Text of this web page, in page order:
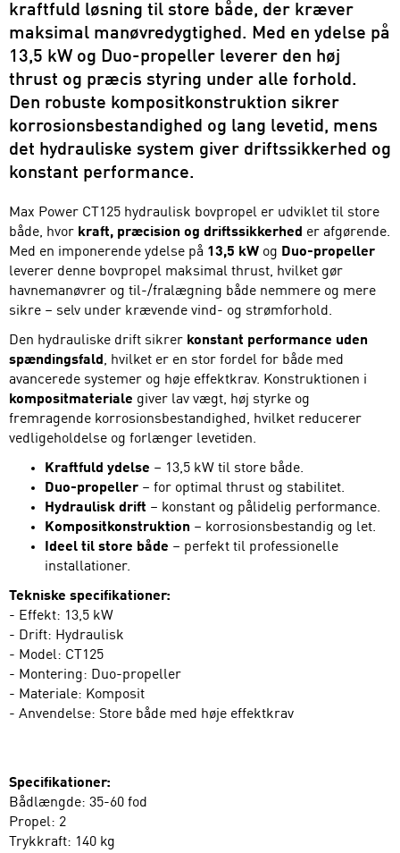
kraftfuld løsning til store både, der kræver
maksimal manøvredygtighed. Med en ydelse på
13,5 kW og Duo-propeller leverer den høj
thrust og præcis styring under alle forhold.
Den robuste kompositkonstruktion sikrer
korrosionsbestandighed og lang levetid, mens
det hydrauliske system giver driftssikkerhed og
konstant performance.
Max Power CT125 hydraulisk bovpropel er udviklet til store
både, hvor kraft, præcision og driftssikkerhed er afgørende.
Med en imponerende ydelse på 13,5 kW og Duo-propeller
leverer denne bovpropel maksimal thrust, hvilket gør
havnemanøvrer og til-/fralægning både nemmere og mere
sikre – selv under krævende vind- og strømforhold.
Den hydrauliske drift sikrer konstant performance uden
spændingsfald , hvilket er en stor fordel for både med
avancerede systemer og høje effektkrav. Konstruktionen i
kompositmateriale giver lav vægt, høj styrke og
fremragende korrosionsbestandighed, hvilket reducerer
vedligeholdelse og forlænger levetiden.
Kraftfuld ydelse – 13,5 kW til store både.
Duo-propeller – for optimal thrust og stabilitet.
Hydraulisk drift – konstant og pålidelig performance.
Kompositkonstruktion – korrosionsbestandig og let.
Ideel til store både – perfekt til professionelle
installationer.
Tekniske specifikationer:
- Effekt: 13,5 kW
- Drift: Hydraulisk
- Model: CT125
- Montering: Duo-propeller
- Materiale: Komposit
- Anvendelse: Store både med høje effektkrav
Specifikationer:
Bådlængde: 35-60 fod
Propel: 2
Trykkraft: 140 kg